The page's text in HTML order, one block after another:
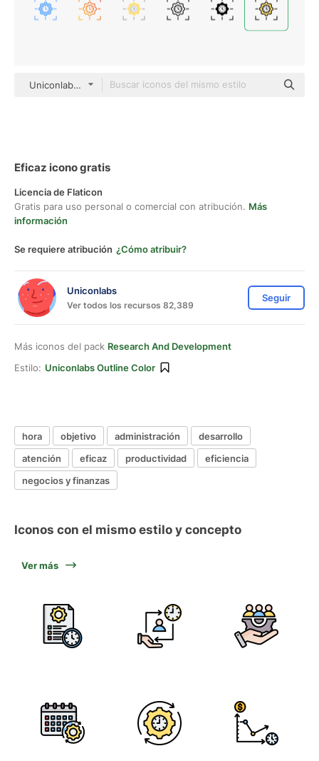
Uniconlabs Outline Color
Eficaz icono gratis
Licencia de Flaticon
Gratis para uso personal o comercial con atribución. Más
información
Se requiere atribución ¿Cómo atribuir?
Uniconlabs
Ver todos los recursos 82,389
Seguir
Más iconos del pack Research And Development
Estilo: Uniconlabs Outline Color
hora objetivo administración
desarrollo
atención
eficaz productividad
eficiencia
negocios y finanzas
Iconos con el mismo estilo y concepto
Ver más